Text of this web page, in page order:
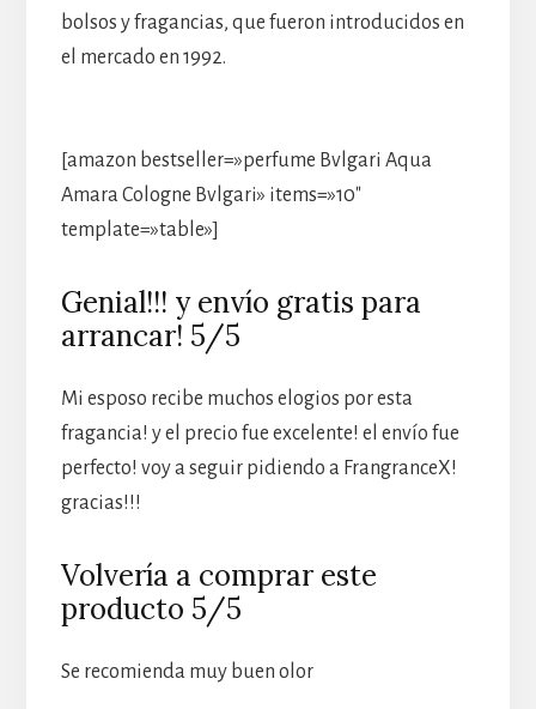
bolsos y fragancias, que fueron introducidos en
el mercado en 1992.
[amazon bestseller=»perfume Bvlgari Aqua
Amara Cologne Bvlgari» items=»10″
template=»table»]
Genial!!! y envío gratis para
arrancar! 5/5
Mi esposo recibe muchos elogios por esta
fragancia! y el precio fue excelente! el envío fue
perfecto! voy a seguir pidiendo a FrangranceX!
gracias!!!
Volvería a comprar este
producto 5/5
Se recomienda muy buen olor